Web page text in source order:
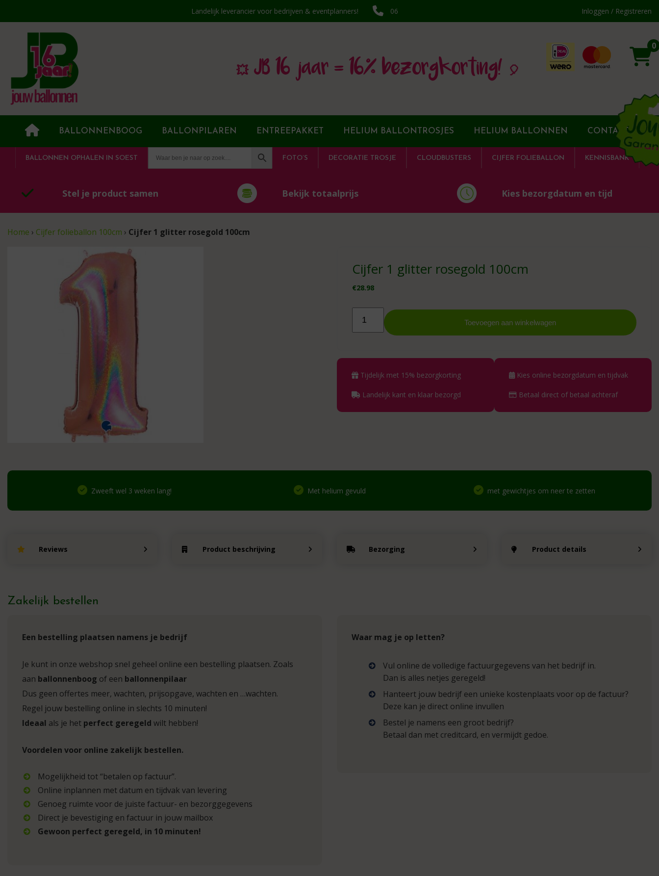
Landelijk leverancier voor bedrijven & eventplanners! 06 Inloggen / Registreren
💥 JB 16 jaar = 16% bezorgkorting! 🎈
0
BALLONNENBOOG BALLONPILAREN ENTREEPAKKET HELIUM BALLONTROSJES HELIUM BALLONNEN CONTACT
BALLONNEN OPHALEN IN SOEST FOTO’S DECORATIE TROSJE CLOUDBUSTERS CIJFER FOLIEBALLON KENNISBANK
Stel je product samen Bekijk totaalprijs Kies bezorgdatum en tijd
Home › Cijfer folieballon 100cm › Cijfer 1 glitter rosegold 100cm
Cijfer 1 glitter rosegold 100cm
€28.98
glitter
Toevoegen aan winkelwagen
Tijdelijk met 15% bezorgkorting
Landelijk kant en klaar bezorgd
Kies online bezorgdatum en tijdvak
Betaal direct of betaal achteraf
Zweeft wel 3 weken lang! Met helium gevuld met gewichtjes om neer te zetten
Reviews Product beschrijving Bezorging Product details
Zakelijk bestellen
Een bestelling plaatsen namens je bedrijf
Je kunt in onze webshop snel geheel online een bestelling plaatsen. Zoals
aan ballonnenboog of een ballonnenpilaar
Dus geen offertes meer, wachten, prijsopgave, wachten en …wachten.
Regel jouw bestelling online in slechts 10 minuten!
Ideaal als je het perfect geregeld wilt hebben!
Voordelen voor online zakelijk bestellen.
Mogelijkheid tot “betalen op factuur”.
Online inplannen met datum en tijdvak van levering
Genoeg ruimte voor de juiste factuur- en bezorggegevens
Direct je bevestiging en factuur in jouw mailbox
Gewoon perfect geregeld, in 10 minuten!
Waar mag je op letten?
Vul online de volledige factuurgegevens van het bedrijf in.
Dan is alles netjes geregeld!
Hanteert jouw bedrijf een unieke kostenplaats voor op de factuur?
Deze kan je direct online invullen
Bestel je namens een groot bedrijf?
Betaal dan met creditcard, en vermijdt gedoe.